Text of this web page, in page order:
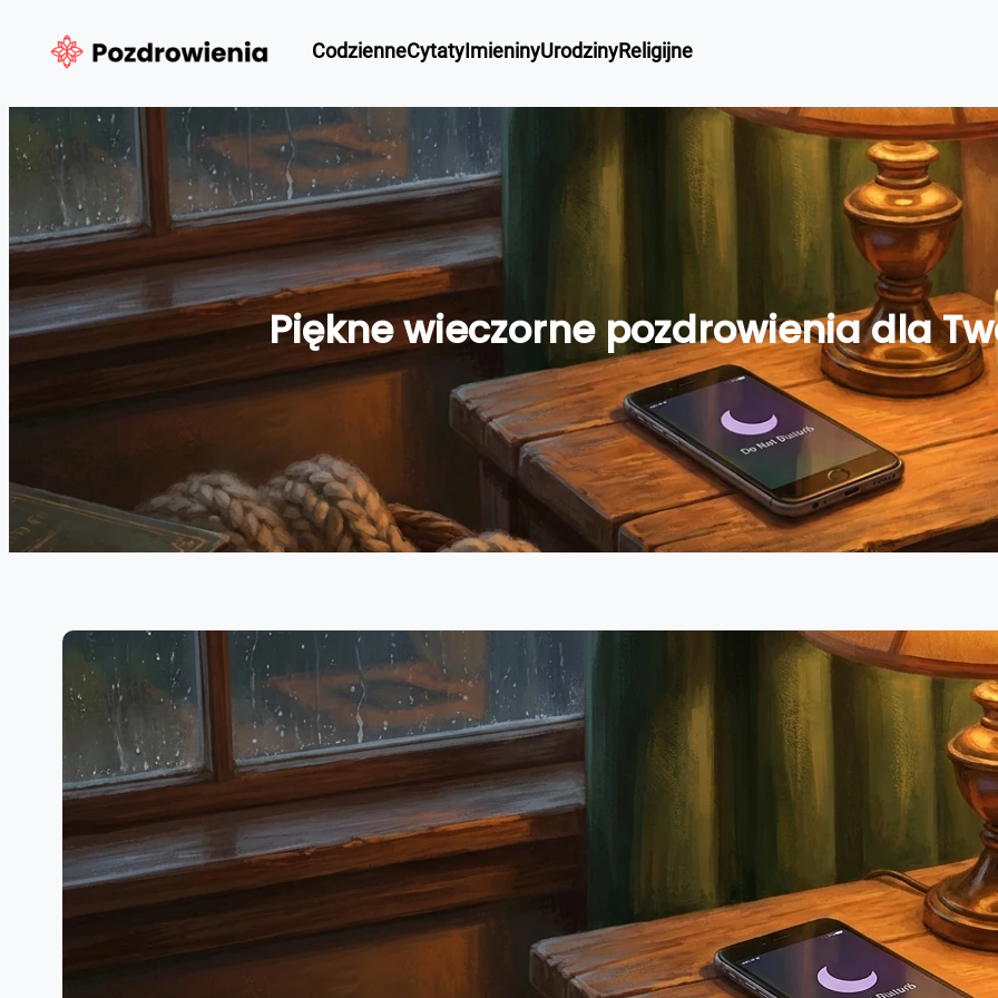
CodzienneCytatyImieninyUrodzinyReligijne
Piękne wieczorne pozdrowienia dla